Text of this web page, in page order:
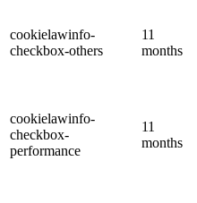
cookielawinfo-
checkbox-others
11
months
cookielawinfo-
checkbox-
performance
11
months